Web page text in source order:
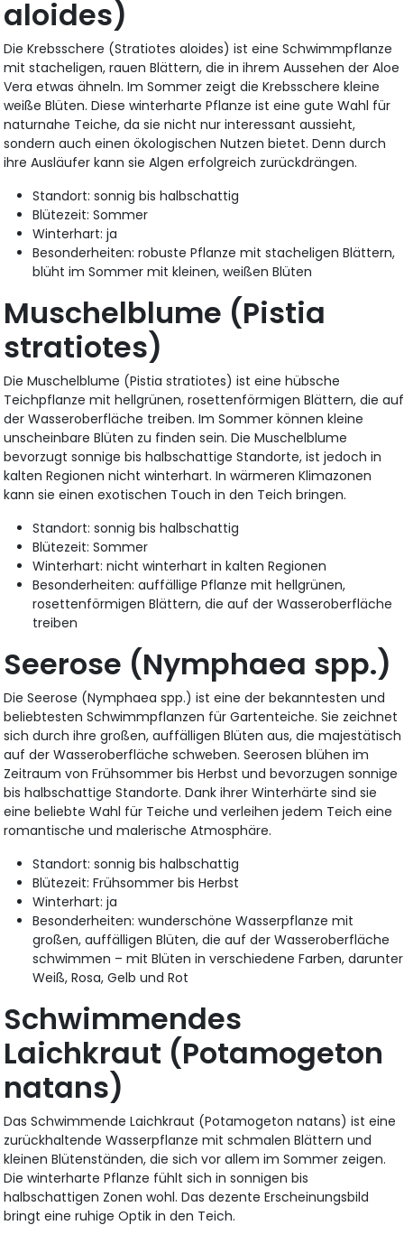
aloides)
Die Krebsschere (Stratiotes aloides) ist eine Schwimmpflanze
mit stacheligen, rauen Blättern, die in ihrem Aussehen der Aloe
Vera etwas ähneln. Im Sommer zeigt die Krebsschere kleine
weiße Blüten. Diese winterharte Pflanze ist eine gute Wahl für
naturnahe Teiche, da sie nicht nur interessant aussieht,
sondern auch einen ökologischen Nutzen bietet. Denn durch
ihre Ausläufer kann sie Algen erfolgreich zurückdrängen.
Standort: sonnig bis halbschattig
Blütezeit: Sommer
Winterhart: ja
Besonderheiten: robuste Pflanze mit stacheligen Blättern,
blüht im Sommer mit kleinen, weißen Blüten
Muschelblume (Pistia
stratiotes)
Die Muschelblume (Pistia stratiotes) ist eine hübsche
Teichpflanze mit hellgrünen, rosettenförmigen Blättern, die auf
der Wasseroberfläche treiben. Im Sommer können kleine
unscheinbare Blüten zu finden sein. Die Muschelblume
bevorzugt sonnige bis halbschattige Standorte, ist jedoch in
kalten Regionen nicht winterhart. In wärmeren Klimazonen
kann sie einen exotischen Touch in den Teich bringen.
Standort: sonnig bis halbschattig
Blütezeit: Sommer
Winterhart: nicht winterhart in kalten Regionen
Besonderheiten: auffällige Pflanze mit hellgrünen,
rosettenförmigen Blättern, die auf der Wasseroberfläche
treiben
Seerose (Nymphaea spp.)
Die Seerose (Nymphaea spp.) ist eine der bekanntesten und
beliebtesten Schwimmpflanzen für Gartenteiche. Sie zeichnet
sich durch ihre großen, auffälligen Blüten aus, die majestätisch
auf der Wasseroberfläche schweben. Seerosen blühen im
Zeitraum von Frühsommer bis Herbst und bevorzugen sonnige
bis halbschattige Standorte. Dank ihrer Winterhärte sind sie
eine beliebte Wahl für Teiche und verleihen jedem Teich eine
romantische und malerische Atmosphäre.
Standort: sonnig bis halbschattig
Blütezeit: Frühsommer bis Herbst
Winterhart: ja
Besonderheiten: wunderschöne Wasserpflanze mit
großen, auffälligen Blüten, die auf der Wasseroberfläche
schwimmen – mit Blüten in verschiedene Farben, darunter
Weiß, Rosa, Gelb und Rot
Schwimmendes
Laichkraut (Potamogeton
natans)
Das Schwimmende Laichkraut (Potamogeton natans) ist eine
zurückhaltende Wasserpflanze mit schmalen Blättern und
kleinen Blütenständen, die sich vor allem im Sommer zeigen.
Die winterharte Pflanze fühlt sich in sonnigen bis
halbschattigen Zonen wohl. Das dezente Erscheinungsbild
bringt eine ruhige Optik in den Teich.